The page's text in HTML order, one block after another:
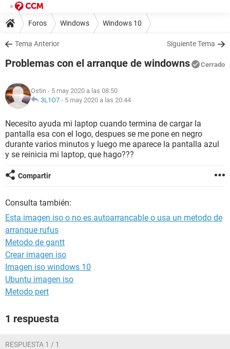
Foros Windows Windows 10
Tema Anterior Siguiente Tema
Problemas con el arranque de windowns Cerrado
Ostin - 5 may 2020 a las 08:50
3L1O7 - 5 may 2020 a las 20:44
Necesito ayuda mi laptop cuando termina de cargar la
pantalla esa con el logo, despues se me pone en negro
durante varios minutos y luego me aparece la pantalla azul
y se reinicia mi laptop, que hago???
Compartir
Consulta también:
Esta imagen iso o no es autoarrancable o usa un metodo de
arranque rufus
Metodo de gantt
Crear imagen iso
Imagen iso windows 10
Ubuntu imagen iso
Metodo pert
1 respuesta
RESPUESTA 1 / 1